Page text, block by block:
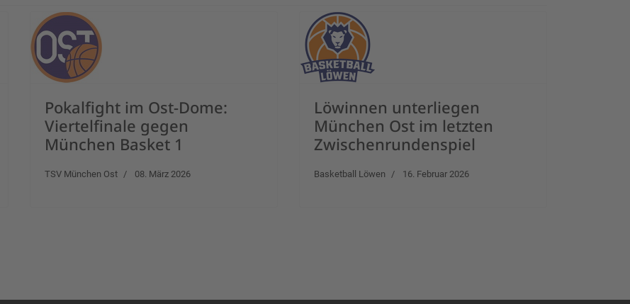
Pokalfight im Ost-Dome:
Viertelfinale gegen
München Basket 1
TSV München Ost 08. März 2026
Löwinnen unterliegen
München Ost im letzten
Zwischenrundenspiel
Basketball Löwen 16. Februar 2026